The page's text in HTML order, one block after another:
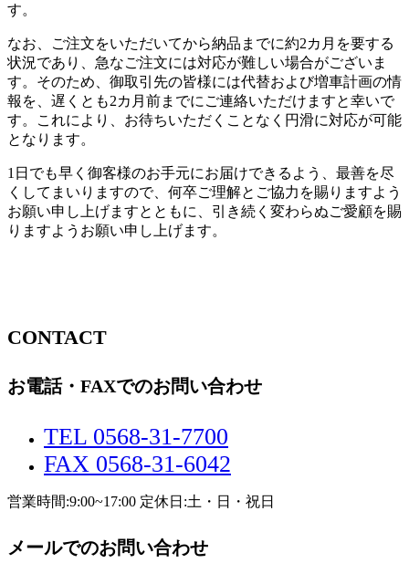
す。
なお、ご注文をいただいてから納品までに約2カ月を要する
状況であり、急なご注文には対応が難しい場合がございま
す。そのため、御取引先の皆様には代替および増車計画の情
報を、遅くとも2カ月前までにご連絡いただけますと幸いで
す。これにより、お待ちいただくことなく円滑に対応が可能
となります。
1日でも早く御客様のお手元にお届けできるよう、最善を尽
くしてまいりますので、何卒ご理解とご協力を賜りますよう
お願い申し上げますとともに、引き続く変わらぬご愛顧を賜
りますようお願い申し上げます。
CONTACT
お電話・FAXでのお問い合わせ
TEL 0568-31-7700
FAX 0568-31-6042
営業時間:9:00~17:00 定休日:土・日・祝日
メールでのお問い合わせ